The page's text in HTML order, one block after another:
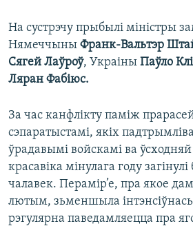
На сустрэчу прыбылі міністры
Нямеччыны Франк-Вальтэр
Сягей Лаўроў, Украіны Паўло
Ляран Фабіюс.
За час канфлікту паміж
сэпаратыстамі, якіх
ўрадавымі войскамі ва
красавіка мінулага году
чалавек. Перамір’е, пра якое
лютым, зьменшыла
рэгулярна паведамляецца пра